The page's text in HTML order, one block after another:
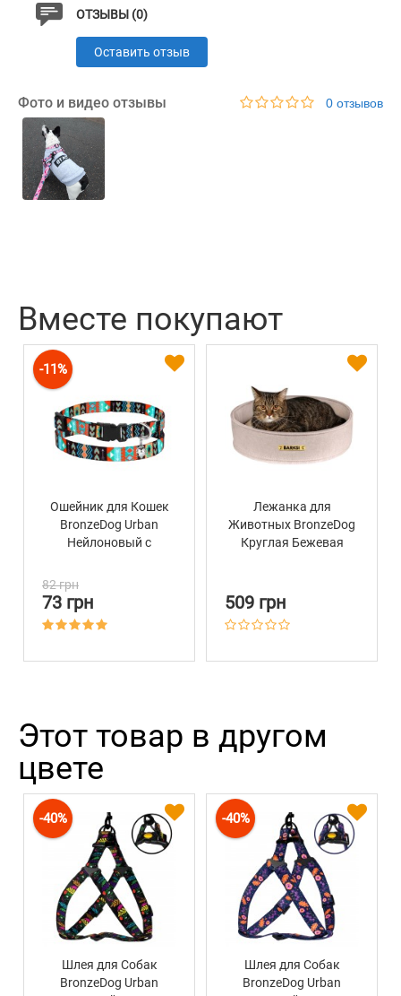
ОТЗЫВЫ (0)
Оставить отзыв
Фото и видео отзывы 0 отзывов
Вместе покупают
-11%
Ошейник для Кошек
BronzeDog Urban
Нейлоновый с
Колокольчиком
82 грн
73 грн
Лежанка для
Животных BronzeDog
Круглая Бежевая
509 грн
Этот товар в другом
цвете
-40%
Шлея для Собак
BronzeDog Urban
-40%
Шлея для Собак
BronzeDog Urban